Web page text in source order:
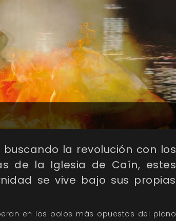
la revolución con los
de la Iglesia de Caín, estes
se vive bajo sus propias
en los polos más opuestos del plano